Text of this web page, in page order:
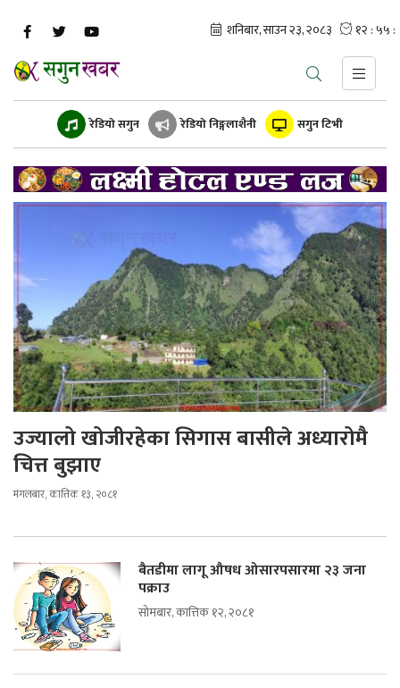
रेडियो सगुन रेडियो निङ्गलाशैनी सगुन टिभी
उज्यालो खोजीरहेका सिगास बासीले अध्यारोमै
चित्त बुझाए
मंगलबार, कात्तिक १३, २०८१
बैतडीमा लागू औषध ओसारपसारमा २३ जना
पक्राउ
सोमबार, कात्तिक १२, २०८१